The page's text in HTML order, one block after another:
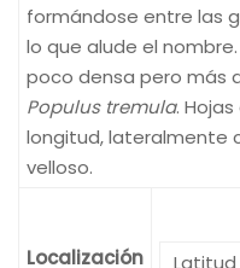
formándose entre las
lo que alude el
poco densa pero más
Populus tremula.
longitud, lateralmente
velloso.
Localización
Latitud